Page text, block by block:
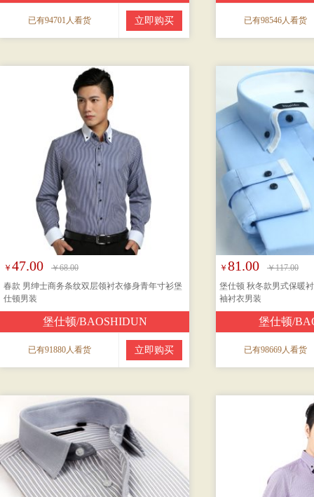
已有94701人看货 立即购买 已有98546人看货
￥ 47.00
￥68.00
春款 男绅士商务条纹双层领衬衣修身青年寸衫堡
仕顿男装
堡仕顿/BAOSHIDUN
已有91880人看货 立即购买
￥ 81.00
￥117.00
堡仕顿 秋冬款男式保暖
袖衬衣男装
堡仕顿/
已有98669人看货